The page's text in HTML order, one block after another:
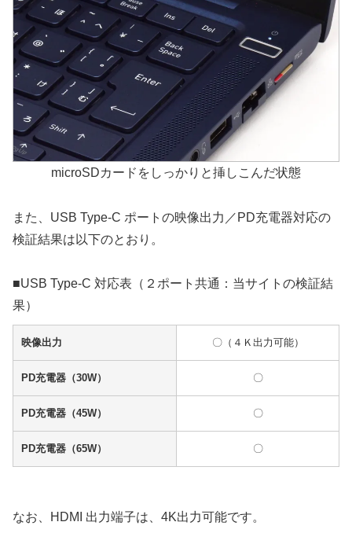
microSDカードをしっかりと挿しこんだ状態
また、USB Type-C ポートの映像出力／PD充電器対応の
検証結果は以下のとおり。
■USB Type-C 対応表（２ポート共通：当サイトの検証結
果）
映像出力 〇（４Ｋ出力可能）
PD充電器（30W） 〇
PD充電器（45W） 〇
PD充電器（65W） 〇
なお、HDMI 出力端子は、4K出力可能です。